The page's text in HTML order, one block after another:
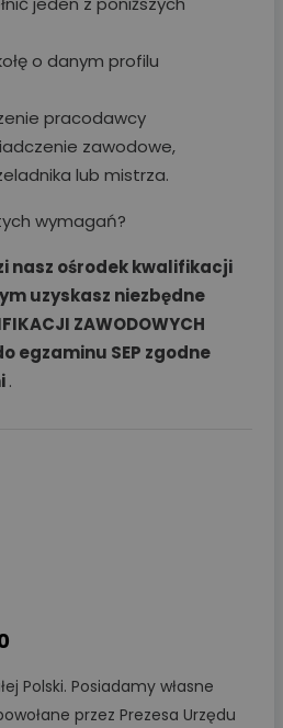
o danym profilu
pracodawcy
zawodowe,
lub mistrza.
wymagań?
nasz ośrodek kwalifikacji
uzyskasz niezbędne
ZAWODOWYCH
egzaminu SEP zgodne
.
Polski. Posiadamy własne
przez Prezesa Urzędu